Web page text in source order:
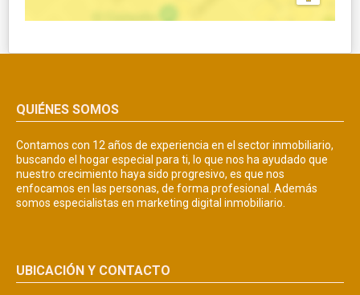
QUIÉNES SOMOS
Contamos con 12 años de experiencia en el sector inmobiliario,
buscando el hogar especial para ti, lo que nos ha ayudado que
nuestro crecimiento haya sido progresivo, es que nos
enfocamos en las personas, de forma profesional. Además
somos especialistas en marketing digital inmobiliario.
UBICACIÓN Y CONTACTO